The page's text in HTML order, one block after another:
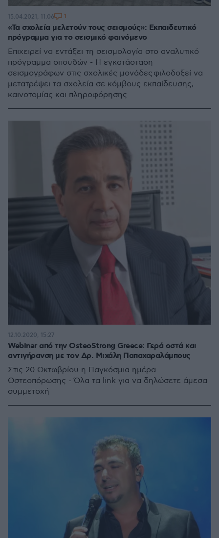
«Τα σχολεία μελετούν τους σεισμούς»: Εκπαιδευτικό
πρόγραμμα για το σεισμικό φαινόμενο
Επιχειρεί να εντάξει τη σεισμολογία στο αναλυτικό
πρόγραμμα σπουδών - Η εγκατάσταση
σεισμογράφων στις σχολικές μονάδες φιλοδοξεί να
μετατρέψει τα σχολεία σε κόμβους εκπαίδευσης,
καινοτομίας και πληροφόρησης
15.04.2021, 11:06 1
Webinar από την OsteoStrong Greece: Γερά οστά και
αντιγήρανση με τον Δρ. Μιχάλη Παπαχαραλάμπους
Στις 20 Οκτωβρίου η Παγκόσμια ημέρα
Οστεοπόρωσης - Όλα τα link για να δηλώσετε άμεσα
συμμετοχή
12.10.2020, 15:27